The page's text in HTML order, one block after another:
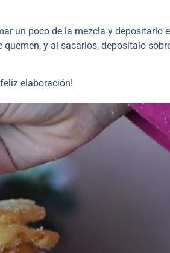
un poco de la mezcla y depositarlo
y al sacarlos, deposítalo
elaboración!